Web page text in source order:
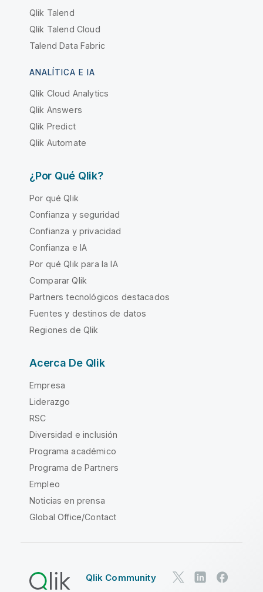
Qlik Talend
Qlik Talend Cloud
Talend Data Fabric
ANALÍTICA E IA
Qlik Cloud Analytics
Qlik Answers
Qlik Predict
Qlik Automate
¿Por Qué Qlik?
Por qué Qlik
Confianza y seguridad
Confianza y privacidad
Confianza e IA
Por qué Qlik para la IA
Comparar Qlik
Partners tecnológicos destacados
Fuentes y destinos de datos
Regiones de Qlik
Acerca De Qlik
Empresa
Liderazgo
RSC
Diversidad e inclusión
Programa académico
Programa de Partners
Empleo
Noticias en prensa
Global Office/Contact
Qlik Community